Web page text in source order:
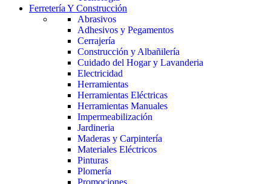
Ferretería Y Construcción
Abrasivos
Adhesivos y Pegamentos
Cerrajería
Construcción y Albañilería
Cuidado del Hogar y Lavanderia
Electricidad
Herramientas
Herramientas Eléctricas
Herramientas Manuales
Impermeabilización
Jardineria
Maderas y Carpintería
Materiales Eléctricos
Pinturas
Plomería
Promociones